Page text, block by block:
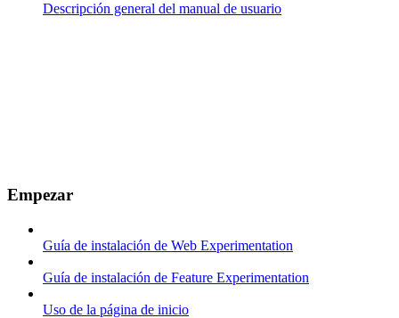
Descripción general del manual de usuario
Empezar
Guía de instalación de Web Experimentation
Guía de instalación de Feature Experimentation
Uso de la página de inicio